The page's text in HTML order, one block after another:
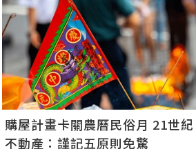
購屋計畫卡關農曆民俗月 21世紀
不動產：謹記五原則免驚